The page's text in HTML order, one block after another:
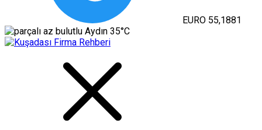
EURO 55,1881
Aydın 35°C